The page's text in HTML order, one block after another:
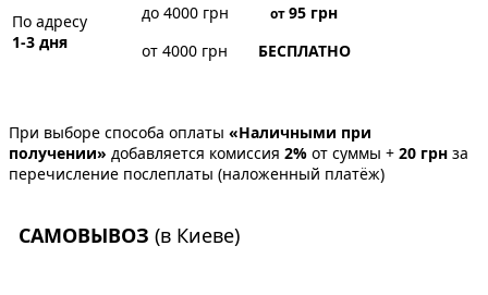
По адресу
1-3 дня
до 4000 грн от95 грн
от 4000 грн
БЕСПЛАТНО
При выборе способа оплаты «Наличными при
получении» добавляется комиссия 2% от суммы + 20 грн за
перечисление послеплаты (наложенный платёж)
САМОВЫВОЗ (в Киеве)